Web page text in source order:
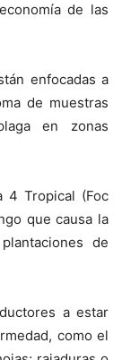
de las
enfocadas a
de muestras
en zonas
4 Tropical (Foc
que causa la
de
a estar
como el